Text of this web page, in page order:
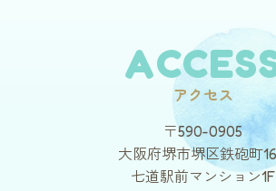
アクセス
〒590-0905
大阪府堺市堺区鉄砲町
七道駅前マンション1F